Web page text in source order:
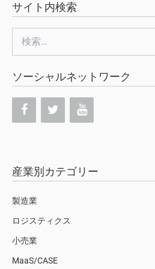
サイト内検索
索:
ソーシャルネットワーク
産業別カテゴリー
製造業
ロジスティクス
小売業
MaaS/CASE